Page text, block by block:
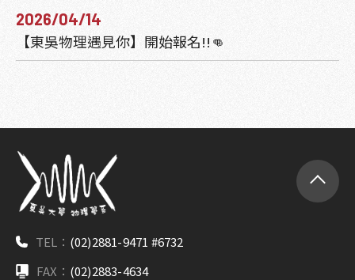
2026/04/14
【東吳物理遇見你】開始報名!!👊
TEL： (02)2881-9471 #6732
FAX： (02)2883-4634